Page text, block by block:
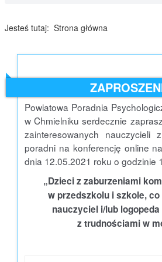
Jesteś tutaj: Strona główna
Powiatowa Poradnia
w Chmielniku serdecznie
zainteresowanych nauczycieli
poradni na konferencję online
dnia 12.05.2021 roku o godzinie
„Dzieci z zaburzeniami
w przedszkolu i szkole,
nauczyciel i/lub
z trudnościami w